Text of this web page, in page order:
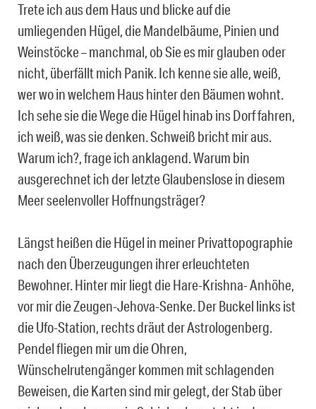
Trete ich aus dem Haus und blicke auf die
umliegenden Hügel, die Mandelbäume, Pinien und
Weinstöcke – manchmal, ob Sie es mir glauben oder
nicht, überfällt mich Panik. Ich kenne sie alle, weiß,
wer wo in welchem Haus hinter den Bäumen wohnt.
Ich sehe sie die Wege die Hügel hinab ins Dorf fahren,
ich weiß, was sie denken. Schweiß bricht mir aus.
Warum ich?, frage ich anklagend. Warum bin
ausgerechnet ich der letzte Glaubenslose in diesem
Meer seelenvoller Hoffnungsträger?
Längst heißen die Hügel in meiner Privattopographie
nach den Überzeugungen ihrer erleuchteten
Bewohner. Hinter mir liegt die Hare-Krishna- Anhöhe,
vor mir die Zeugen-Jehova-Senke. Der Buckel links ist
die Ufo-Station, rechts dräut der Astrologenberg.
Pendel fliegen mir um die Ohren,
Wünschelrutengänger kommen mit schlagenden
Beweisen, die Karten sind mir gelegt, der Stab über